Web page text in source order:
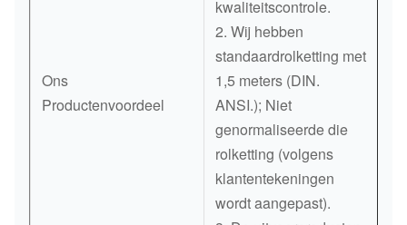
Ons
Productenvoordeel
kwaliteitscontrole.
2. Wij hebben
standaardrolketting met
1,5 meters (DIN.
ANSI.); Niet
genormaliseerde die
rolketting (volgens
klantentekeningen
wordt aangepast).